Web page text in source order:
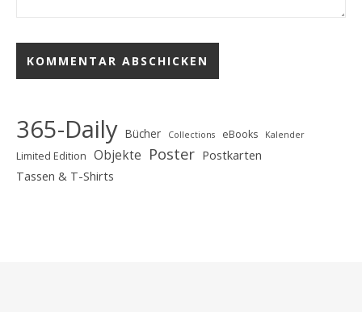
365-Daily Bücher Collections eBooks Kalender
Limited Edition Objekte Poster Postkarten
Tassen & T-Shirts